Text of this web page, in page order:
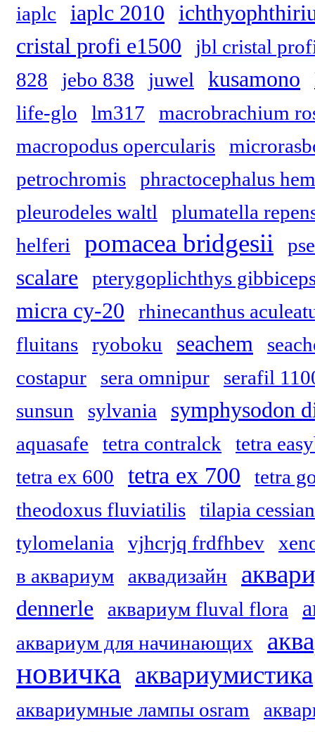
iaplc
iaplc 2010
cristal profi e1500
jbl cristal
828
jebo 838 juwel kusamono
life-glo
lm317
macrobrachium
macropodus opercularis
petrochromis
phractocephalus
pleurodeles waltl
plumatella
helferi
pomacea bridgesii
scalare pterygoplichthys
micra cy-20
rhinecanthus
fluitans
ryoboku seachem
costapur
sera omnipur
serafil
sunsun
sylvania symphysodon
aquasafe tetra contralck
tetra
tetra ex 600
tetra ex 700
tetra
theodoxus fluviatilis
tilapia
tylomelania
vjhcrjq frdfhbev
в аквариум
аквадизайн
dennerle аквариум fluval flora
аквариум для начинающих
новичка аквариумистика
аквариумные лампы osram